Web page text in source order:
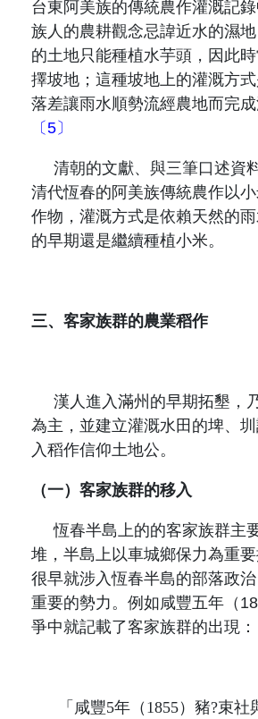
台東阿美族的傳統農作灌溉記
族人的農耕觀念忌諱近水的濕
的土地只能種植水芋頭，因此
擇坡地；這種坡地上的灌溉方
落差讓雨水順勢流經農地而完成
〔5〕
清朝的文獻、與三筆口述資
清代恆春的阿美族傳統農作以
作物，灌溉方式是依賴天然的
的早期還是繼續種植小米。
三、客家族群的農業稻作
漢人進入滿州的早期拓墾，
為主，並建立灌溉水田的埤、
入稻作信仰土地公。
（一）客家族群的移入
恆春半島上的的客家族群主
堆，半島上以車城鄉保力為重
很早就涉入恆春半島的部落政
重要的勢力。例如咸豐五年（
爭中就記載了客家族群的出現：
「咸豐5年（ 1855）豬?束社